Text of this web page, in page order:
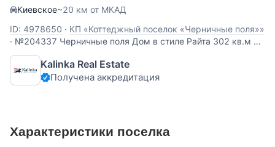
Киевское~20 км от МКАД
ID: 4978650 · КП «Коттеджный поселок «Черничные поля»»
· №204337 Черничные поля Дом в стиле Райта 302 кв.м на
участке 8,65 соток в коттеджном поселке "Черничные
поля”. Современное панорамное остекление, просторные
светлые комнаты с прекрасными видовыми
Kalinka Real Estate
Получена аккредитация
Характеристики поселка